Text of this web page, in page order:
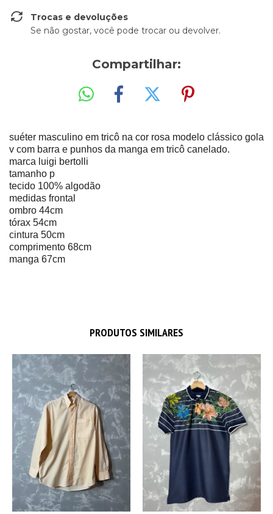
Trocas e devoluções
Se não gostar, você pode trocar ou devolver.
Compartilhar:
suéter masculino em tricô na cor rosa modelo clássico gola
v com barra e punhos da manga em tricô canelado.
marca luigi bertolli
tamanho p
tecido 100% algodão
medidas frontal
ombro 44cm
tórax 54cm
cintura 50cm
comprimento 68cm
manga 67cm
PRODUTOS SIMILARES